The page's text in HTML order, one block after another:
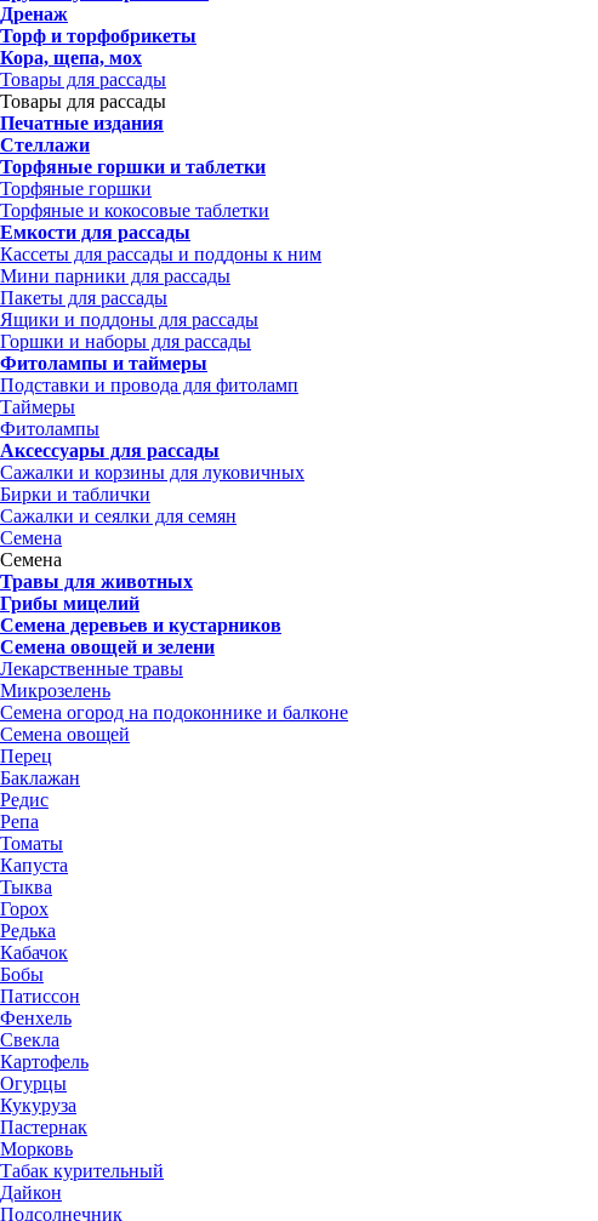
Дренаж
Торф и торфобрикеты
Кора, щепа, мох
Товары для рассады
Товары для рассады
Печатные издания
Стеллажи
Торфяные горшки и таблетки
Торфяные горшки
Торфяные и кокосовые таблетки
Емкости для рассады
Кассеты для рассады и поддоны к ним
Мини парники для рассады
Пакеты для рассады
Ящики и поддоны для рассады
Горшки и наборы для рассады
Фитолампы и таймеры
Подставки и провода для фитоламп
Таймеры
Фитолампы
Аксессуары для рассады
Сажалки и корзины для луковичных
Бирки и таблички
Сажалки и сеялки для семян
Семена
Семена
Травы для животных
Грибы мицелий
Семена деревьев и кустарников
Семена овощей и зелени
Лекарственные травы
Микрозелень
Семена огород на подоконнике и балконе
Семена овощей
Перец
Баклажан
Редис
Репа
Томаты
Капуста
Тыква
Горох
Редька
Кабачок
Бобы
Патиссон
Фенхель
Свекла
Картофель
Огурцы
Кукуруза
Пастернак
Морковь
Табак курительный
Дайкон
Подсолнечник